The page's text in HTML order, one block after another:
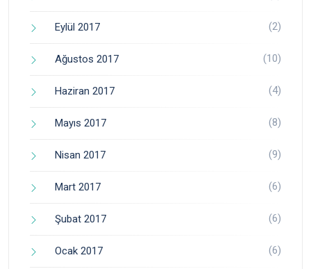
Eylül 2017 (2)
Ağustos 2017 (10)
Haziran 2017 (4)
Mayıs 2017 (8)
Nisan 2017 (9)
Mart 2017 (6)
Şubat 2017 (6)
Ocak 2017 (6)